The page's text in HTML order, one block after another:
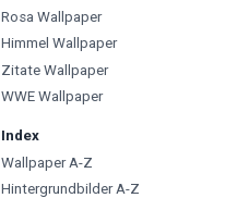
Rosa Wallpaper
Himmel Wallpaper
Zitate Wallpaper
WWE Wallpaper
Index
Wallpaper A-Z
Hintergrundbilder A-Z